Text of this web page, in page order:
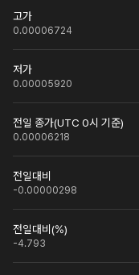
고가
0.00006724
저가
0.00005920
전일 종가(UTC 0시 기준)
0.00006218
전일대비
-0.00000298
전일대비(%)
-4.793